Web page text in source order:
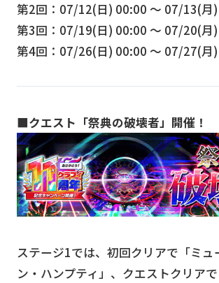
第2回：07/12(日) 00:00 〜 07/13(月
第3回：07/19(日) 00:00 〜 07/20(月
第4回：07/26(日) 00:00 〜 07/27(月
■クエスト「祭典の破壊者」開催！
ステージ1では、初回クリアで「ミュ
ン・ハンプティ」、クエストクリア